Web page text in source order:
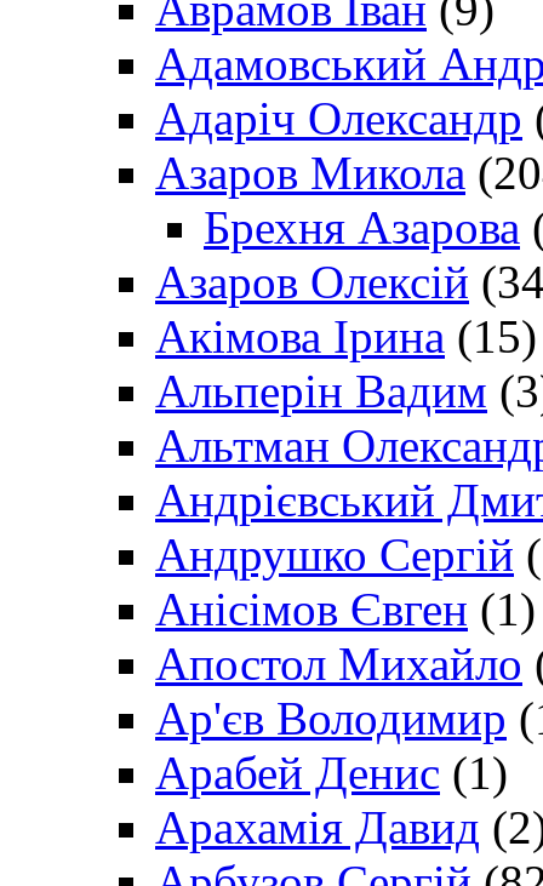
Адамовський
Адаріч Олександр
Азаров Микола
Брехня Азарова
Азаров Олексій
Акімова Ірина (15)
Альперін Вадим
Альтман
Андрієвський
Андрушко Сергій
Анісімов Євген (1)
Апостол Михайло
Ар'єв Володимир
Арабей Денис (1)
Арахамія Давид